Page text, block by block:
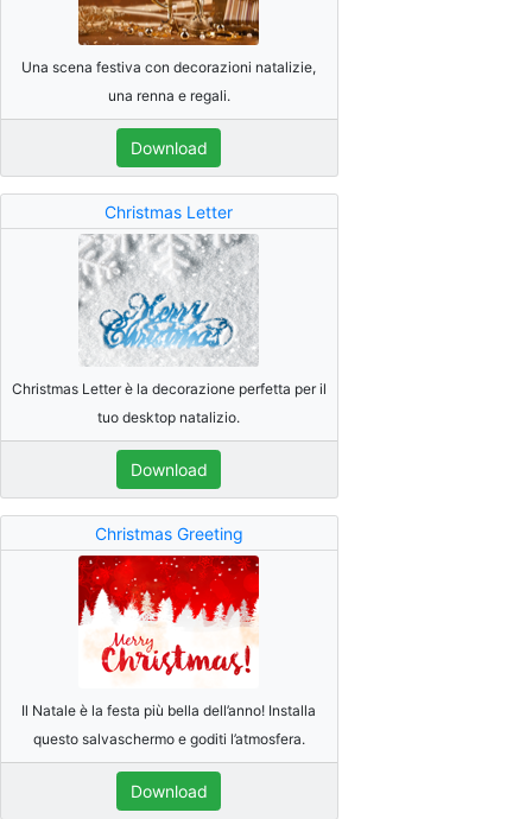
Una scena festiva con decorazioni natalizie,
una renna e regali.
Download
Christmas Letter
Christmas Letter è la decorazione perfetta per il
tuo desktop natalizio.
Download
Christmas Greeting
Il Natale è la festa più bella dell’anno! Installa
questo salvaschermo e goditi l’atmosfera.
Download